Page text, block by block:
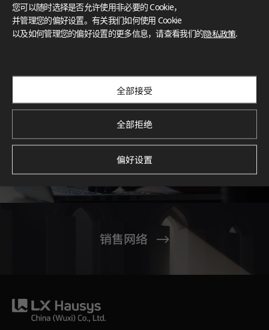
联系我们
销售网络
您可以随时选择是否允许使用非必要的 Cookie，
并管理您的偏好设置。有关我们如何使用 Cookie
以及如何管理您的偏好设置的更多信息，请查看我们的隐私政策.
全部接受
全部拒绝
偏好设置